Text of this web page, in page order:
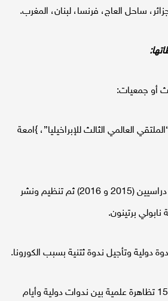
ساحل العاج، فرنسا، لبنان، المغرب.
أو جمعيات:
العالمي الثالث للإبراخيليا”، }امعة
2 – إيطاليا: تنظيم يومين دراسيين (2015 و 2016) ثم تنظيم ونشر
4 – تونس: تنظيم حوالي 15 تظاهرة علمية بين ندوات دولية وأيام